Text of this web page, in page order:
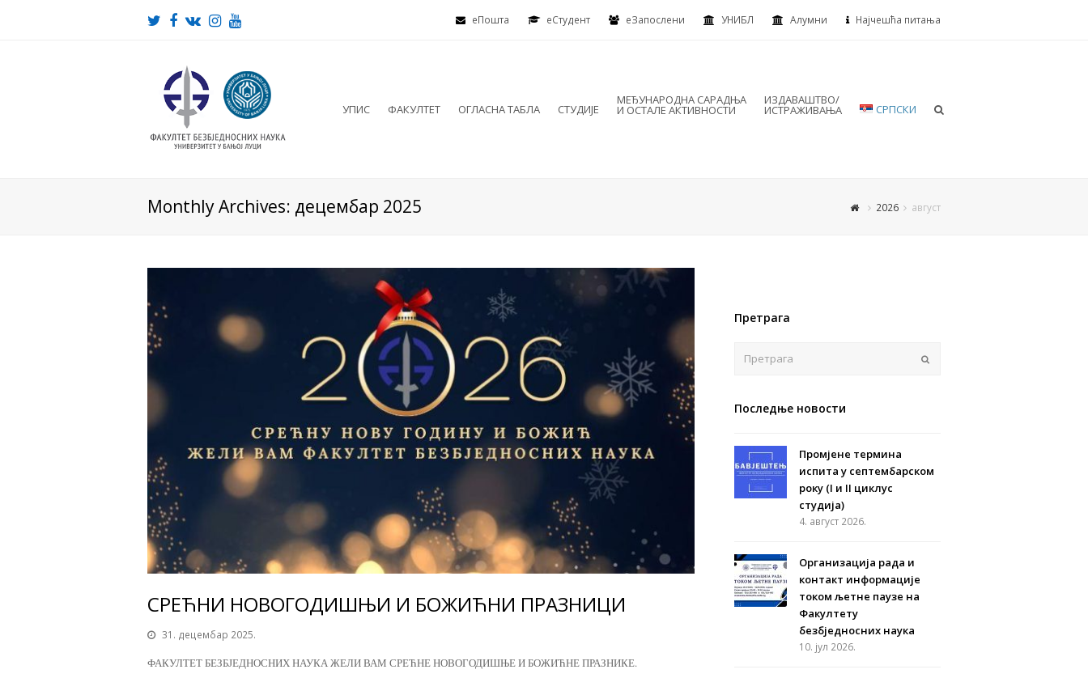
еПошта eСтудент еЗапослени УНИБЛ Алумни Најчешћа питања
Twitter
Facebook
VKInstagram
Youtube
УПИС ФАКУЛТЕТ ОГЛАСНА ТАБЛА СТУДИЈЕ
МЕЂУНАРОДНА САРАДЊА
И ОСТАЛЕ АКТИВНОСТИ
ИЗДАВАШТВО/
ИСТРАЖИВАЊА СРПСКИ
Monthly Archives: децембар 2025 2026 август
СРЕЋНИ НОВОГОДИШЊИ И БОЖИЋНИ ПРАЗНИЦИ
31. децембар 2025.
ФАКУЛТЕТ БЕЗБЈЕДНОСНИХ НАУКА ЖЕЛИ ВАМ СРЕЋНЕ НОВОГОДИШЊЕ И БОЖИЋНЕ ПРАЗНИКЕ.
Претрага
Последње новости
Промјене термина
испита у септембарском
року (I и II циклус
студија)
4. август 2026.
Организација рада и
контакт информације
током љетне паузе на
Факултету
безбједносних наука
10. јул 2026.